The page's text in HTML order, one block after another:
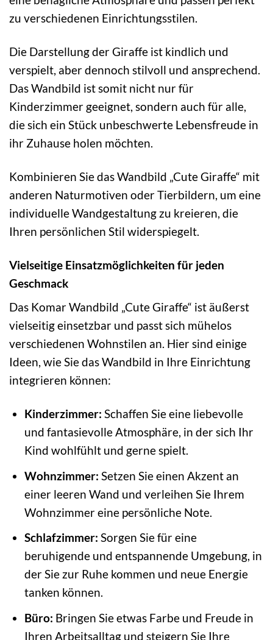
zu verschiedenen Einrichtungsstilen.
Die Darstellung der Giraffe ist kindlich und
verspielt, aber dennoch stilvoll und ansprechend.
Das Wandbild ist somit nicht nur für
Kinderzimmer geeignet, sondern auch für alle,
die sich ein Stück unbeschwerte Lebensfreude in
ihr Zuhause holen möchten.
Kombinieren Sie das Wandbild „Cute Giraffe“ mit
anderen Naturmotiven oder Tierbildern, um eine
individuelle Wandgestaltung zu kreieren, die
Ihren persönlichen Stil widerspiegelt.
Vielseitige Einsatzmöglichkeiten für jeden
Geschmack
Das Komar Wandbild „Cute Giraffe“ ist äußerst
vielseitig einsetzbar und passt sich mühelos
verschiedenen Wohnstilen an. Hier sind einige
Ideen, wie Sie das Wandbild in Ihre Einrichtung
integrieren können:
Kinderzimmer: Schaffen Sie eine liebevolle
und fantasievolle Atmosphäre, in der sich Ihr
Kind wohlfühlt und gerne spielt.
Wohnzimmer: Setzen Sie einen Akzent an
einer leeren Wand und verleihen Sie Ihrem
Wohnzimmer eine persönliche Note.
Schlafzimmer: Sorgen Sie für eine
beruhigende und entspannende Umgebung, in
der Sie zur Ruhe kommen und neue Energie
tanken können.
Büro: Bringen Sie etwas Farbe und Freude in
Ihren Arbeitsalltag und steigern Sie Ihre